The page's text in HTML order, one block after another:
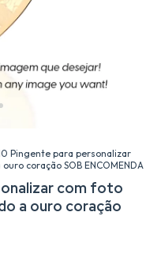
Pingente para personalizar
coração SOB ENCOMENDA
com foto
a ouro coração